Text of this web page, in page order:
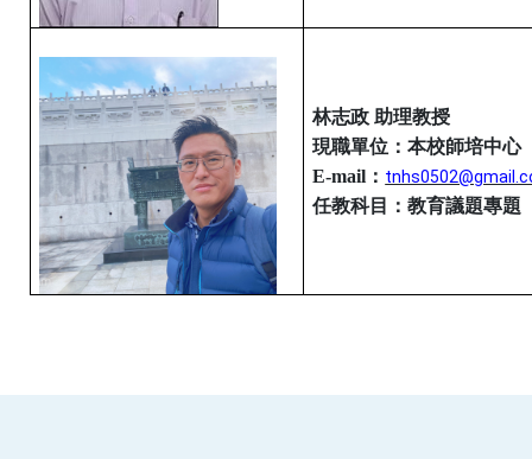
林志政 助理教授
現職單位：本校師培中心
E-mail ：
任教科目：教育議題專題